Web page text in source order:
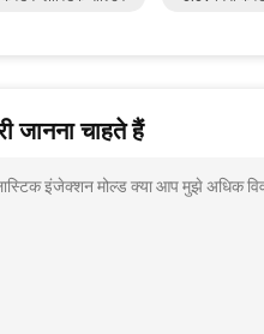
जानना चाहते हैं
इंजेक्शन मोल्ड क्या आप मुझे अधिक